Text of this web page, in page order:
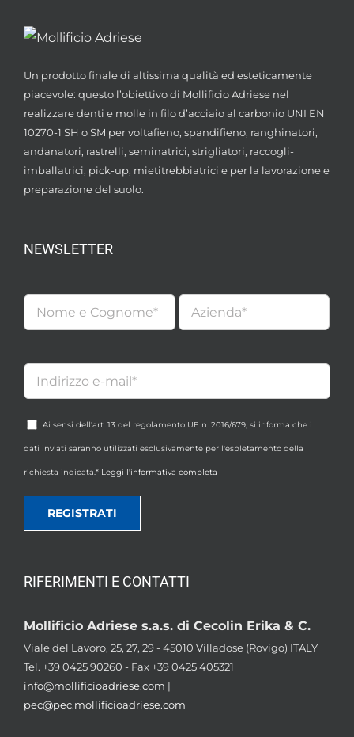
Un prodotto finale di altissima qualità ed esteticamente
piacevole: questo l’obiettivo di Mollificio Adriese nel
realizzare denti e molle in filo d’acciaio al carbonio UNI EN
10270-1 SH o SM per voltafieno, spandifieno, ranghinatori,
andanatori, rastrelli, seminatrici, strigliatori, raccogli-
imballatrici, pick-up, mietitrebbiatrici e per la lavorazione e
preparazione del suolo.
NEWSLETTER
Ai sensi dell'art. 13 del regolamento UE n. 2016/679, si informa che i
dati inviati saranno utilizzati esclusivamente per l'espletamento della
richiesta indicata.* Leggi l'informativa completa
RIFERIMENTI E CONTATTI
Mollificio Adriese s.a.s. di Cecolin Erika & C.
Viale del Lavoro, 25, 27, 29 - 45010 Villadose (Rovigo) ITALY
Tel. +39 0425 90260 - Fax +39 0425 405321
info@mollificioadriese.com |
pec@pec.mollificioadriese.com